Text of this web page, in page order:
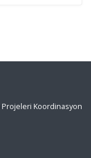
Projeleri Koordinasyon